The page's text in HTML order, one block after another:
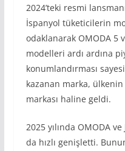
2024’teki resmi
İspanyol tüketicilerin
odaklanarak OMODA 5
modelleri ardı ardına
konumlandırması
kazanan marka,
markası haline geldi.
2025 yılında OMODA
da hızlı genişletti.